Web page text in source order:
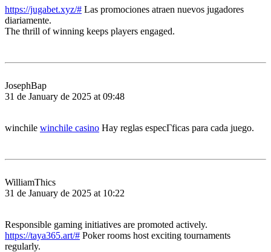
https://jugabet.xyz/# Las promociones atraen nuevos jugadores
diariamente.
The thrill of winning keeps players engaged.
JosephBap
31 de January de 2025 at 09:48
winchile winchile casino Hay reglas especГ­ficas para cada juego.
WilliamThics
31 de January de 2025 at 10:22
Responsible gaming initiatives are promoted actively.
https://taya365.art/# Poker rooms host exciting tournaments
regularly.